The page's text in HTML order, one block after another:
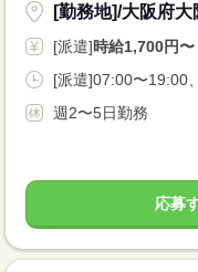
[勤務地]/大阪府
[派遣]時給1,700円〜
[派遣]07:00〜19:00
週2〜5日勤務
応募